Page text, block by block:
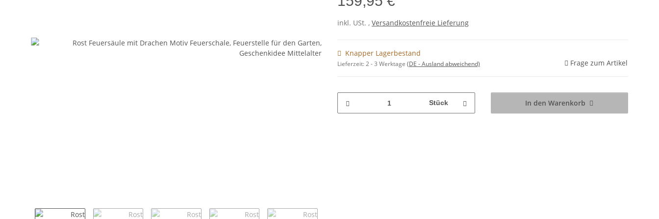
inkl. USt. , Versandkostenfreie Lieferung
Knapper Lagerbestand
Lieferzeit:2 - 3 Werktage (DE - Ausland abweichend) Frage zum Artikel
Stück In den Warenkorb